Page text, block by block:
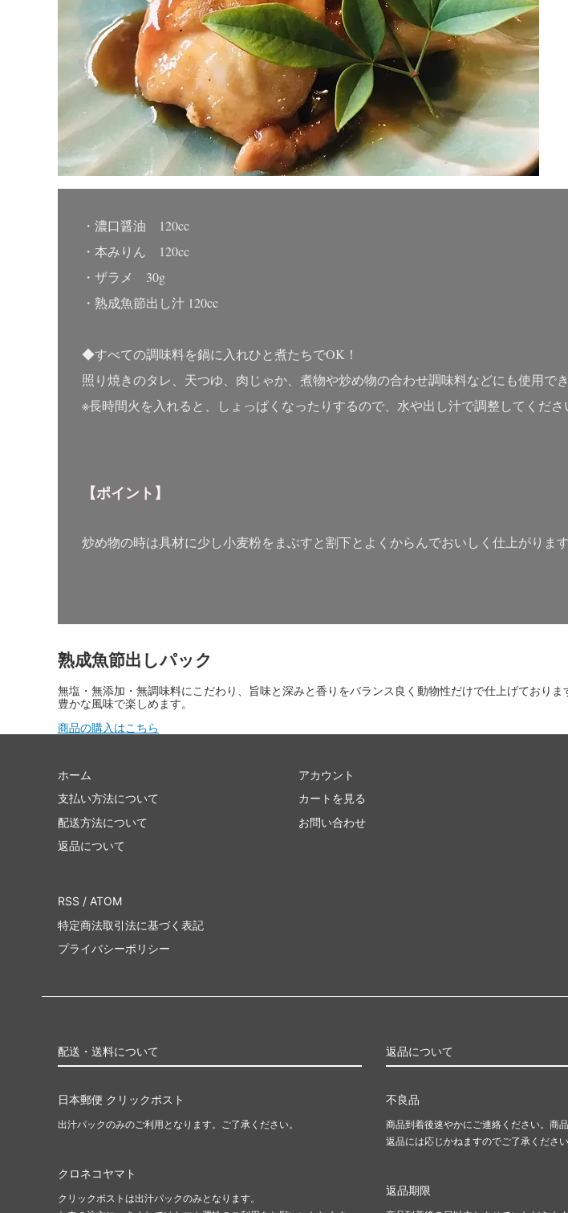
・濃口醤油 120cc
・本みりん 120cc
・ザラメ 30g
・熟成魚節出し汁 120cc
◆すべての調味料を鍋に入れひと煮たちでOK！
照り焼きのタレ、天つゆ、肉じゃか、煮物や炒め物の合わせ調味料などにも使用でき
※長時間火を入れると、しょっぱくなったりするので、水や出し汁で調整してくださ
【ポイント】
炒め物の時は具材に少し小麦粉をまぶすと割下とよくからんでおいしく仕上がります
熟成魚節出しパック
無塩・無添加・無調味料にこだわり、旨味と深みと香りをバランス良く動物性だけで仕上げており
豊かな風味で楽しめます。
商品の購入はこちら
ホーム
支払い方法について
配送方法について
返品について
アカウント
カートを見る
お問い合わせ
RSS / ATOM
特定商法取引法に基づく表記
プライバシーポリシー
配送・送料について
日本郵便 クリックポスト
出汁パックのみのご利用となります。ご了承ください。
クロネコヤマト
クリックポストは出汁パックのみとなります。
返品について
不良品
商品到着後速やかにご連絡ください。商
返品には応じかねますのでご了承ください
返品期限